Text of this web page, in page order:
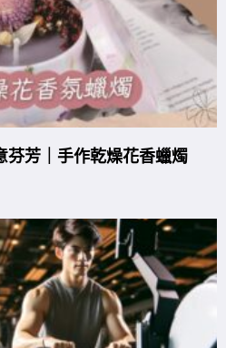
芬芳｜手作乾燥花香蠟燭